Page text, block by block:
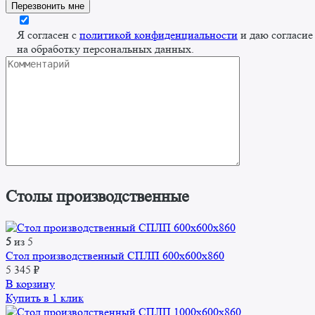
Я согласен с политикой конфиденциальности и даю согласие
на обработку персональных данных.
Столы производственные
5 из 5
Стол производственный СПЛП 600х600х860
5 345 ₽
В корзину
Купить в 1 клик